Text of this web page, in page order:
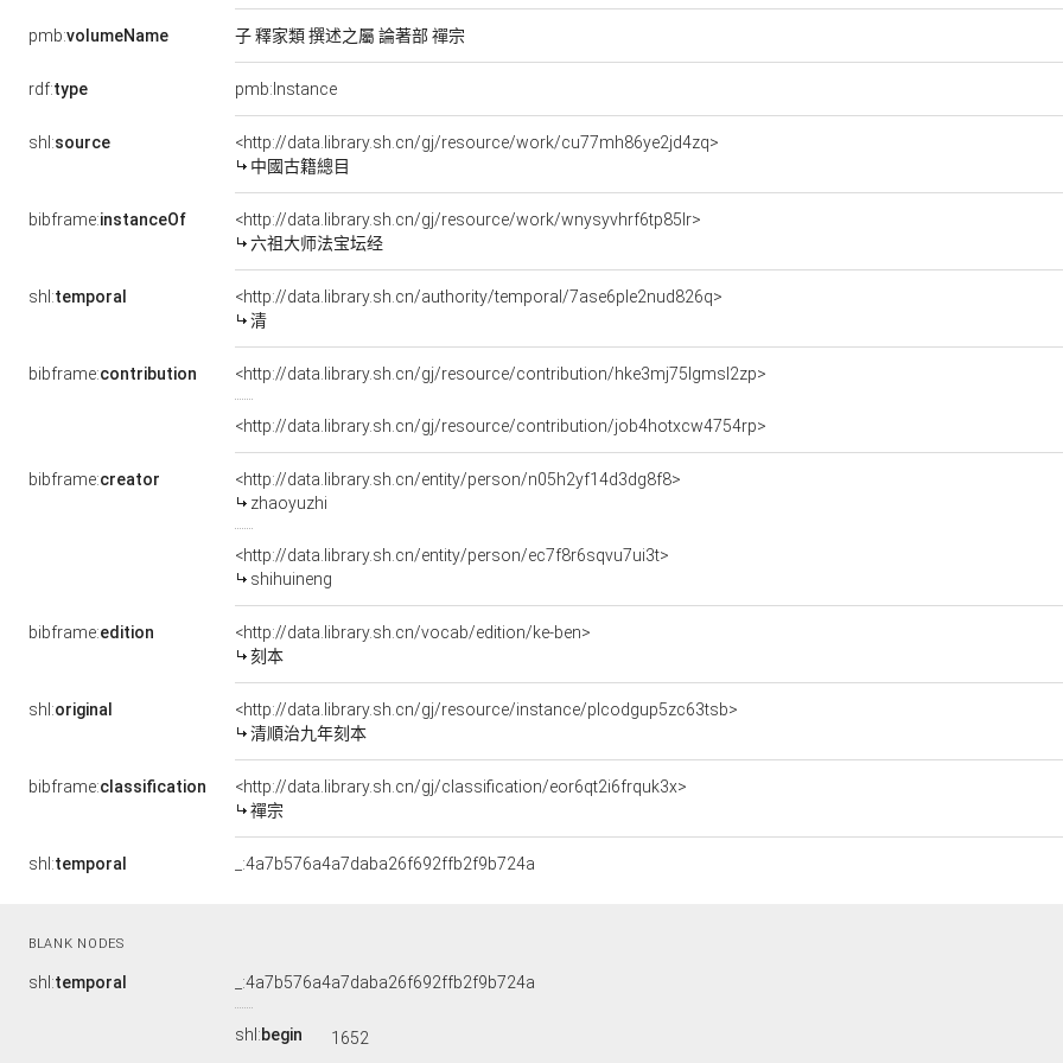
pmb:volumeName 子 釋家類 撰述之屬 論著部 禪宗
rdf:type pmb:Instance
shl:source
<http://data.library.sh.cn/gj/resource/work/cu77mh86ye2jd4zq>
中國古籍總目
bibframe:instanceOf
<http://data.library.sh.cn/gj/resource/work/wnysyvhrf6tp85lr>
六祖大师法宝坛经
shl:temporal
<http://data.library.sh.cn/authority/temporal/7ase6ple2nud826q>
清
bibframe:contribution <http://data.library.sh.cn/gj/resource/contribution/hke3mj75lgmsl2zp>
<http://data.library.sh.cn/gj/resource/contribution/job4hotxcw4754rp>
bibframe:creator
<http://data.library.sh.cn/entity/person/n05h2yf14d3dg8f8>
zhaoyuzhi
<http://data.library.sh.cn/entity/person/ec7f8r6sqvu7ui3t>
shihuineng
bibframe:edition
<http://data.library.sh.cn/vocab/edition/ke-ben>
刻本
shl:original
<http://data.library.sh.cn/gj/resource/instance/plcodgup5zc63tsb>
清順治九年刻本
bibframe:classification
<http://data.library.sh.cn/gj/classification/eor6qt2i6frquk3x>
禪宗
shl:temporal _:4a7b576a4a7daba26f692ffb2f9b724a
BLANK NODES
shl:temporal _:4a7b576a4a7daba26f692ffb2f9b724a
shl:begin 1652